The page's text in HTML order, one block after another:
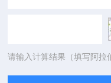
请输入计算结果（填写阿拉